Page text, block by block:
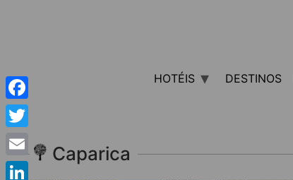
HOTÉIS DESTINOS
Caparica
Facebook
Twitter
Email